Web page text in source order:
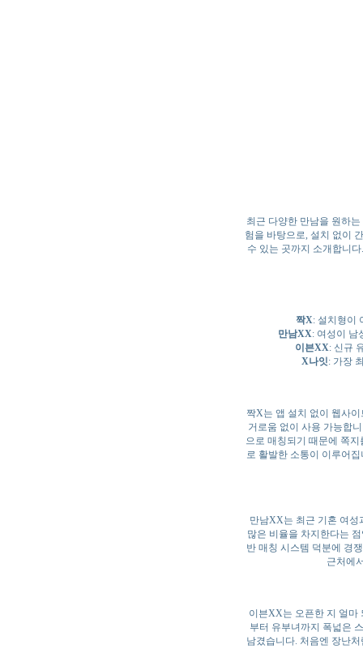
최근 다양한 만남을 원하
험을 바탕으로, 설치 없이
수 있는 곳까지 소개합니
짝X: 설치형이
만남XX: 여성이 남
이븐XX: 신규
X나잇: 가장
짝X는 앱 설치 없이 웹사
거로움 없이 사용 가능합
으로 매칭되기 때문에 쪽
로 활발한 소통이 이루어
만남XX는 최근 기혼 여성
많은 비율을 차지한다는
반 매칭 시스템 덕분에 경
근처에
이븐XX는 오픈한 지 얼마
부터 유부녀까지 폭넓은
남겼습니다. 처음엔 장난